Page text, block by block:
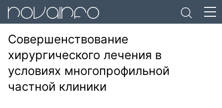
Совершенствование
хирургического лечения в
условиях многопрофильной
частной клиники